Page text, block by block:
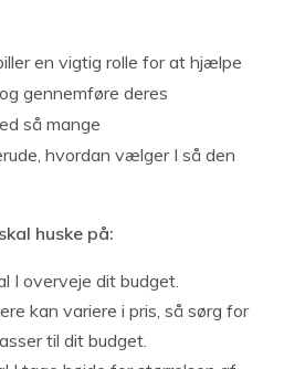
en vigtig rolle for at hjælpe
gennemføre deres
så mange
hvordan vælger I så den
huske på:
I overveje dit budget.
kan variere i pris, så sørg for
til dit budget.